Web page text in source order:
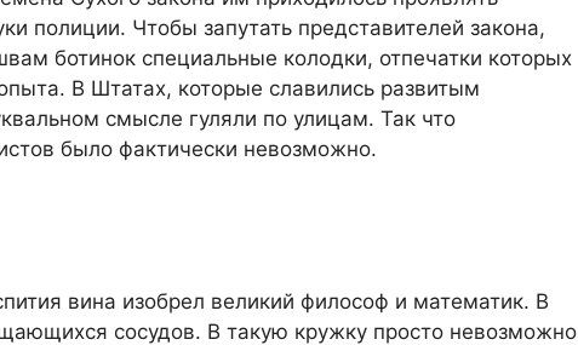
полиции. Чтобы запутать представителей закона,
ботинок специальные колодки, отпечатки которых
В Штатах, которые славились развитым
смысле гуляли по улицам. Так что
было фактически невозможно.
вина изобрел великий философ и математик. В
сосудов. В такую кружку просто невозможно